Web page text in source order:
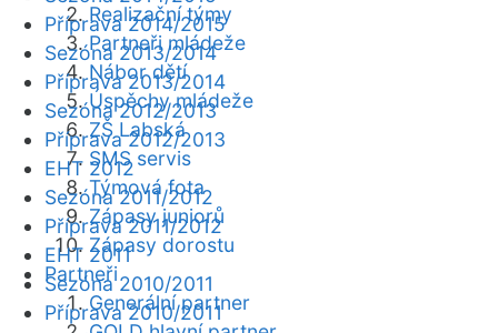
Realizační týmy
Partneři mládeže
Nábor dětí
Úspěchy mládeže
ZŠ Labská
SMS servis
Týmová fota
Zápasy juniorů
Zápasy dorostu
Partneři
Generální partner
Příprava 2014/2015
Sezóna 2013/2014
Příprava 2013/2014
Sezóna 2012/2013
Příprava 2012/2013
EHT 2012
Sezóna 2011/2012
Příprava 2011/2012
EHT 2011
Sezóna 2010/2011
Příprava 2010/2011